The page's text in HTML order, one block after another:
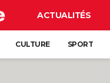
ACTUALITÉS
CULTURE SPORT